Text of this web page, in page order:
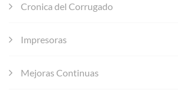
Cronica del Corrugado
Impresoras
Mejoras Continuas